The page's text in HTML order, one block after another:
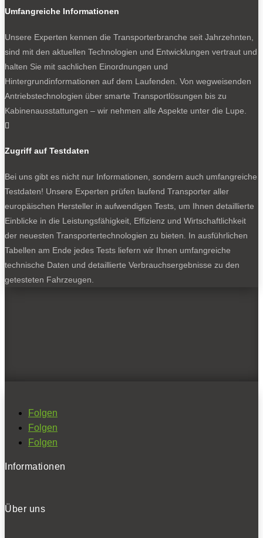
Umfangreiche Informationen
Unsere Experten kennen die Transporterbranche seit Jahrzehnten,
sind mit den aktuellen Technologien und Entwicklungen vertraut und
halten Sie mit sachlichen Einordnungen und
Hintergrundinformationen auf dem Laufenden. Von wegweisenden
Antriebstechnologien über smarte Transportlösungen bis zu
Kabinenausstattungen – wir nehmen alle Aspekte unter die Lupe.

Zugriff auf Testdaten
Bei uns gibt es nicht nur Informationen, sondern auch umfangreiche
Testdaten! Unsere Experten prüfen laufend Transporter aller
europäischen Hersteller in aufwendigen Tests, um Ihnen detaillierte
Einblicke in die Leistungsfähigkeit, Effizienz und Wirtschaftlichkeit
der neuesten Transportertechnologien zu bieten. In ausführlichen
Tabellen am Ende jedes Tests liefern wir Ihnen umfangreiche
technische Daten und detaillierte Verbrauchsergebnisse zu den
getesteten Fahrzeugen.
Folgen
Folgen
Folgen
Informationen
Über uns